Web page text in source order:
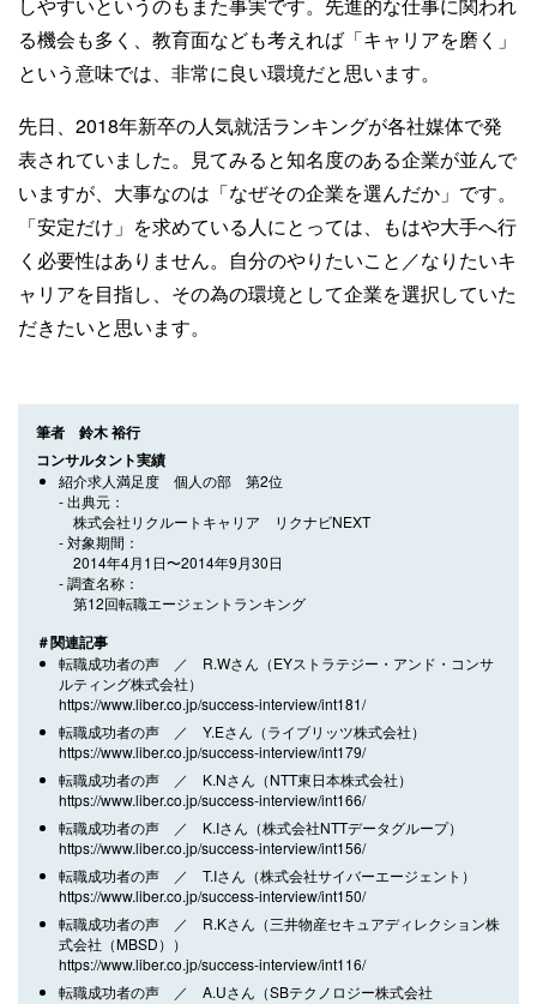
る機会も多く、教育面なども考えれば「キャリアを磨く」
という意味では、非常に良い環境だと思います。
先日、2018年新卒の人気就活ランキングが各社媒体で発
表されていました。見てみると知名度のある企業が並んで
いますが、大事なのは「なぜその企業を選んだか」です。
「安定だけ」を求めている人にとっては、もはや大手へ行
く必要性はありません。自分のやりたいこと／なりたいキ
ャリアを目指し、その為の環境として企業を選択していた
だきたいと思います。
筆者 鈴木 裕行
コンサルタント実績
紹介求人満足度 個人の部 第2位
出典元
株式会社リクルートキャリア リクナビNEXT
対象期間
2014年4月1日〜2014年9月30日
調査名称
第12回転職エージェントランキング
＃関連記事
転職成功者の声 ／ R.Wさん（EYストラテジー・アンド・コンサ
ルティング株式会社）
https://www.liber.co.jp/success-interview/int181/
転職成功者の声 ／ Y.Eさん（ライブリッツ株式会社）
https://www.liber.co.jp/success-interview/int179/
転職成功者の声 ／ K.Nさん（NTT東日本株式会社）
https://www.liber.co.jp/success-interview/int166/
転職成功者の声 ／ K.Iさん（株式会社NTTデータグループ）
https://www.liber.co.jp/success-interview/int156/
転職成功者の声 ／ T.Iさん（株式会社サイバーエージェント）
https://www.liber.co.jp/success-interview/int150/
転職成功者の声 ／ R.Kさん（三井物産セキュアディレクション株
式会社（MBSD））
https://www.liber.co.jp/success-interview/int116/
転職成功者の声 ／ A.Uさん（SBテクノロジー株式会社